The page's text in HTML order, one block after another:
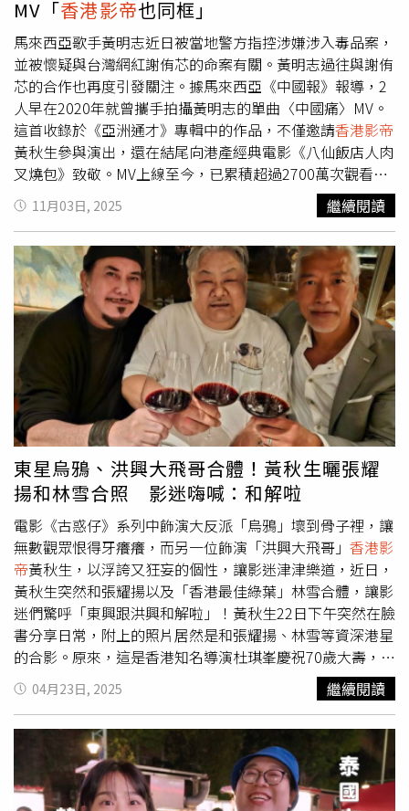
MV「香港影帝也同框」
馬來西亞歌手黃明志近日被當地警方指控涉嫌涉入毒品案，
並被懷疑與台灣網紅謝侑芯的命案有關。黃明志過往與謝侑
芯的合作也再度引發關注。據馬來西亞《中國報》報導，2
人早在2020年就曾攜手拍攝黃明志的單曲〈中國痛〉MV。
這首收錄於《亞洲通才》專輯中的作品，不僅邀請香港影帝
黃秋生參與演出，還在結尾向港產經典電影《八仙飯店人肉
叉燒包》致敬。MV上線至今，已累積超過2700萬次觀看。
〈中國痛〉全長5分39秒的雷鬼頓歌曲，使用簫、二胡、琵
琶、揚琴等古典樂器配樂，並由黃秋生先在歌曲中以客家話
歡，並討論是否要「玩一點怪怪的音樂……拍一點怪怪的
MV……或者做一點怪怪的事情。」謝侑芯當年也對這次的
合作印象深刻。影片中，她身著紅色碎花旗袍，頭戴同款頭
巾，流露出一種青澀卻動人的氣質。她後來還在個人
Instagram上也曾回憶拍攝過程，感性地寫下：「那時候我
好呆好青澀，不過這真的是我最喜歡的作品，沒有之一。」
11月03日, 2025 繼續閱讀
東星烏鴉、洪興大飛哥合體！黃秋生曬張耀
揚和林雪合照 影迷嗨喊：和解啦
電影《古惑仔》系列中飾演大反派「烏鴉」壞到骨子裡，讓
無數觀眾恨得牙癢癢，而另一位飾演「洪興大飛哥」 香港影
帝黃秋生，以浮誇又狂妄的個性，讓影迷津津樂道，近日，
黃秋生突然和張耀揚以及「香港最佳綠葉」林雪合體，讓影
迷們驚呼「東興跟洪興和解啦」！黃秋生22日下午突然在臉
書分享日常，附上的照片居然是和張耀揚、林雪等資深港星
的合影。原來，這是香港知名導演杜琪峯慶祝70歲大壽，在
中環舉辦生日宴，而座上賓可說是眾星雲集，除了影帝梁朝
偉和周潤發再度合體，還有古惑仔的張耀揚也驚喜合體大飛
哥黃秋生。黃秋生過去和張耀揚曾在1996年《古惑仔3隻手
遮天》合作，兩人還有不少對手戲，張耀揚在電影《古惑
仔》系列中飾演大反派「烏鴉」壞到骨子裡，讓無數觀眾恨
得牙癢癢，但當年又壞又帥的形象，也吸引不少粉絲。不過
04月23日, 2025 繼續閱讀